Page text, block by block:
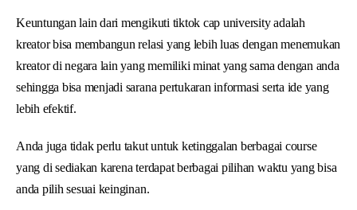
Keuntungan lain dari mengikuti tiktok cap university adalah
kreator bisa membangun relasi yang lebih luas dengan menemukan
kreator di negara lain yang memiliki minat yang sama dengan anda
sehingga bisa menjadi sarana pertukaran informasi serta ide yang
lebih efektif.
Anda juga tidak perlu takut untuk ketinggalan berbagai course
yang di sediakan karena terdapat berbagai pilihan waktu yang bisa
anda pilih sesuai keinginan.